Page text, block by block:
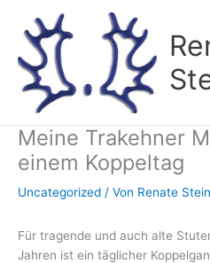
Inhalt
springen
Meine Trakehner
einem Koppeltag
Uncategorized / Von Renate
Für tragende und auch alte
Jahren ist ein täglicher